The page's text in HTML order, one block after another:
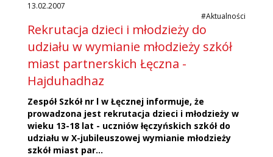
13.02.2007
#Aktualności
Rekrutacja dzieci i młodzieży do
udziału w wymianie młodzieży szkół
miast partnerskich Łęczna -
Hajduhadhaz
Zespół Szkół nr l w Łęcznej informuje, że
prowadzona jest rekrutacja dzieci i młodzieży w
wieku 13-18 lat - uczniów łęczyńskich szkół do
udziału w X-jubileuszowej wymianie młodzieży
szkół miast par...